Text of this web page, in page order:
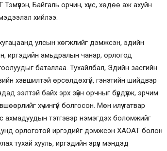
Байгаль орчин, хүнс, хөдөө аж ахуйн
хийлээ.
улсын хөгжлийг дэмжсэн, эдийн
иргэдийн амьдралын чанар, орлогод
баталлаа. Тухайлбал, Эдийн засгийн
хэвшилтэй өрсөлдөхгүй, гэнэтийн шийдвэр
ээлтэй байх эрх зүйн орчныг бүрдүүлж, эрчим
хүчингүй болгосон. Мөн илүү татвар
ахмадуудын тэтгэвэр нэмэгдэх боломжийг
дунд орлоготой иргэдийг дэмжсэн ХАОАТ болон
тухай хууль, иргэдийн эрүүл мэндэд